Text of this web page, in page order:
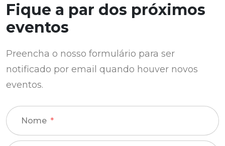
Fique a par dos próximos
eventos
Preencha o nosso formulário para ser
notificado por email quando houver novos
eventos.
Nome